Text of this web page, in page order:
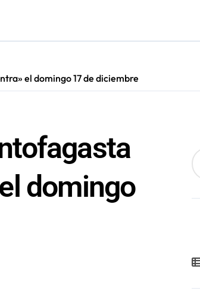
en la Región Antofagasta
el domingo 17 de diciembre
domingo